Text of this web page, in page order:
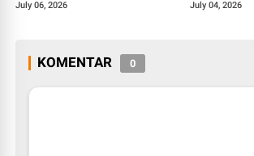
July 06, 2026 July 04, 2026
KOMENTAR 0